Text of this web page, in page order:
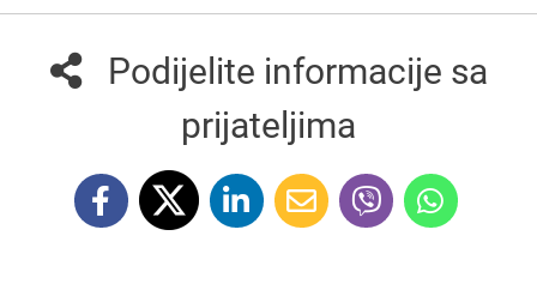
Podijelite informacije sa
prijateljima